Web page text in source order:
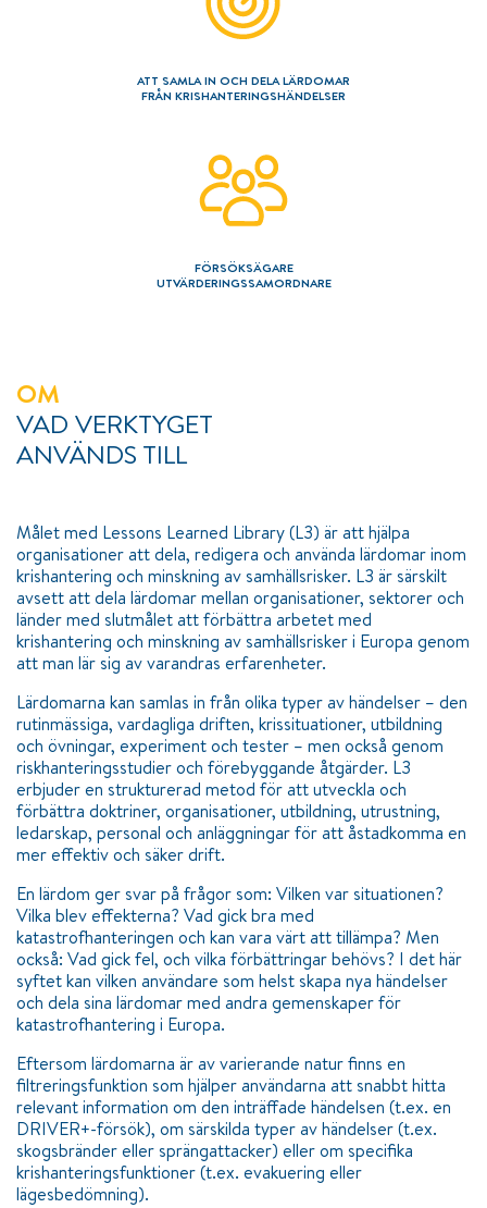
===============
ATT SAMLA IN OCH DELA LÄRDOMAR
FRÅN KRISHANTERINGSHÄNDELSER
FÖRSÖKSÄGARE
UTVÄRDERINGSSAMORDNARE
OM
VAD VERKTYGET
ANVÄNDS TILL
Målet med Lessons Learned Library (L3) är att hjälpa
organisationer att dela, redigera och använda lärdomar inom
krishantering och minskning av samhällsrisker. L3 är särskilt
avsett att dela lärdomar mellan organisationer, sektorer och
länder med slutmålet att förbättra arbetet med
krishantering och minskning av samhällsrisker i Europa genom
att man lär sig av varandras erfarenheter.
Lärdomarna kan samlas in från olika typer av händelser – den
rutinmässiga, vardagliga driften, krissituationer, utbildning
och övningar, experiment och tester – men också genom
riskhanteringsstudier och förebyggande åtgärder. L3
erbjuder en strukturerad metod för att utveckla och
förbättra doktriner, organisationer, utbildning, utrustning,
ledarskap, personal och anläggningar för att åstadkomma en
mer effektiv och säker drift.
En lärdom ger svar på frågor som: Vilken var situationen?
Vilka blev effekterna? Vad gick bra med
katastrofhanteringen och kan vara värt att tillämpa? Men
också: Vad gick fel, och vilka förbättringar behövs? I det här
syftet kan vilken användare som helst skapa nya händelser
och dela sina lärdomar med andra gemenskaper för
katastrofhantering i Europa.
Eftersom lärdomarna är av varierande natur finns en
filtreringsfunktion som hjälper användarna att snabbt hitta
relevant information om den inträffade händelsen (t.ex. en
DRIVER+-försök), om särskilda typer av händelser (t.ex.
skogsbränder eller sprängattacker) eller om specifika
krishanteringsfunktioner (t.ex. evakuering eller
lägesbedömning).